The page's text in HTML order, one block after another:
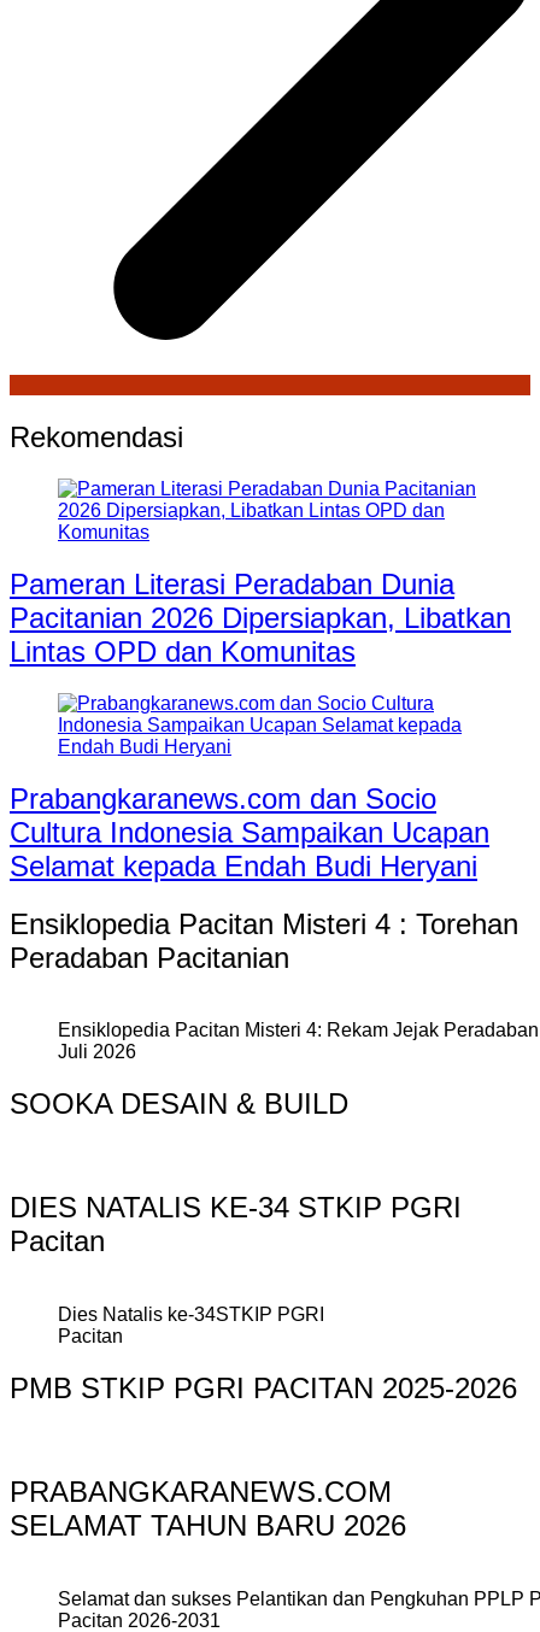
Rekomendasi
Pameran Literasi Peradaban Dunia
Pacitanian 2026 Dipersiapkan, Libatkan
Lintas OPD dan Komunitas
Prabangkaranews.com dan Socio
Cultura Indonesia Sampaikan Ucapan
Selamat kepada Endah Budi Heryani
Ensiklopedia Pacitan Misteri 4 : Torehan
Peradaban Pacitanian
Ensiklopedia Pacitan Misteri 4: Rekam Jejak
Juli 2026
SOOKA DESAIN & BUILD
DIES NATALIS KE-34 STKIP PGRI
Pacitan
Dies Natalis ke-34STKIP PGRI
Pacitan
PMB STKIP PGRI PACITAN 2025-2026
PRABANGKARANEWS.COM
SELAMAT TAHUN BARU 2026
Selamat dan sukses Pelantikan dan Pengkuhan PPLP
Pacitan 2026-2031